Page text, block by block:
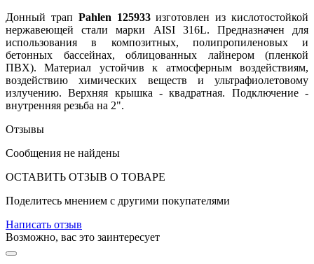
Донный трап Pahlen 125933изготовлен из кислотостойкой
нержавеющей стали марки AISI 316L. Предназначен для
использования в композитных, полипропиленовых и
бетонных бассейнах, облицованных лайнером (пленкой
ПВХ). Материал устойчив к атмосферным воздействиям,
воздействию химических веществ и ультрафиолетовому
излучению. Верхняя крышка - квадратная. Подключение -
внутренняя резьба на 2".
Отзывы
Сообщения не найдены
ОСТАВИТЬ ОТЗЫВ О ТОВАРЕ
Поделитесь мнением с другими покупателями
Написать отзыв
Возможно, вас это заинтересует